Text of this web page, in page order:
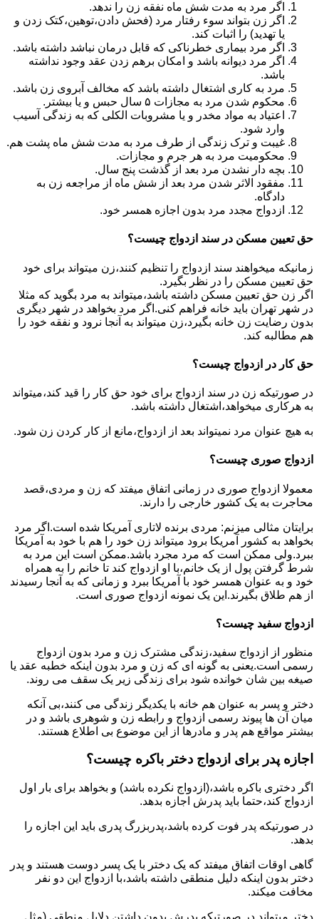
اگر مرد به مدت شش ماه نفقه زن را ندهد.
اگر زن بتواند سوء رفتار مرد (فحش دادن،توهین،کتک زدن و
یا تهدید) را اثبات کند.
اگر مرد بیماری خطرناکی که قابل درمان نباشد داشته باشد.
اگر مرد دیوانه باشد و امکان برهم زدن عقد وجود نداشته
باشد.
مرد به کاری اشتغال داشته باشد که مخالف آبروی زن باشد.
محکوم شدن مرد به مجازات ۵ سال حبس و یا بیشتر.
اعتیاد به مواد مخدر و یا مشروبات الکلی که به زندگی آسیب
وارد شود.
غیبت و ترک زندگی از طرف مرد به مدت شش ماه پشت هم.
محکومیت مرد به هر جرم و مجازات.
بچه دار نشدن مرد بعد از گذشت پنج سال.
مفقود الاثر شدن مرد بعد از شش ماه از مراجعه زن به
دادگاه.
ازدواج مجدد مرد بدون اجازه همسر خود.
حق تعیین مسکن در سند ازدواج چیست؟
زمانیکه میخواهند سند ازدواج را تنظیم کنند،زن میتواند برای خود
حق تعیین مسکن را در نظر بگیرد.
اگر زن حق تعیین مسکن داشته باشد،میتواند به مرد بگوید که مثلا
در شهر تهران باید خانه فراهم کنی.اگر مرد بخواهد در شهر دیگری
بدون رضایت زن خانه بگیرد،زن میتواند به آنجا نرود و نفقه خود را
هم مطالبه کند.
حق کار در ازدواج چیست؟
در صورتیکه زن در سند ازدواج برای خود حق کار را قید کند،میتواند
به هرکاری میخواهد،اشتغال داشته باشد.
به هیچ عنوان مرد نمیتواند بعد از ازدواج،مانع از کار کردن زن شود.
ازدواج صوری چیست؟
معمولا ازدواج صوری در زمانی اتفاق میفتد که زن و مردی،قصد
محاجرت به یک کشور خارجی را دارند.
برایتان مثالی میزنم: مردی برنده لاتاری آمریکا شده است.اگر مرد
بخواهد به کشور آمریکا برود میتواند زن خود را هم با خود به آمریکا
ببرد.ولی ممکن است که مرد مجرد باشد.ممکن است این مرد به
شرط گرفتن پول از یک خانم،با او ازدواج کند تا خانم را به همراه
خود و به عنوان همسر خود با آمریکا ببرد و زمانی که به آنجا رسیدند
از هم طلاق بگیرند.این یک نمونه ازدواج صوری است.
ازدواج سفید چیست؟
منظور از ازدواج سفید،زندگی مشترک زن و مرد بدون ازدواج
رسمی است.یعنی به گونه ای که زن و مرد بدون اینکه خطبه عقد یا
صیغه بین شان خوانده شود برای زندگی زیر یک سقف می روند.
دختر و پسر به عنوان هم خانه با یکدیگر زندگی می کنند،بی آنکه
میان آن ها پیوند رسمی ازدواج و رابطه زن و شوهری باشد و در
بیشتر مواقع هم پدر و مادرها از این موضوع بی اطلاع هستند.
اجازه پدر برای ازدواج دختر باکره چیست؟
اگر دختری باکره باشد،(ازدواج نکرده باشد) و بخواهد برای بار اول
ازدواج کند،حتما باید پدرش اجازه بدهد.
در صورتیکه پدر فوت کرده باشد،پدربزرگ پدری باید این اجازه را
بدهد.
گاهی اوقات اتفاق میفتد که یک دختر با یک پسر دوست هستند و پدر
دختر بدون اینکه دلیل منطقی داشته باشد،با ازدواج این دو نفر
مخافت میکند.
دختر میتواند در صورتیکه پدرش بدون داشتن دلایل منطقی (مثل